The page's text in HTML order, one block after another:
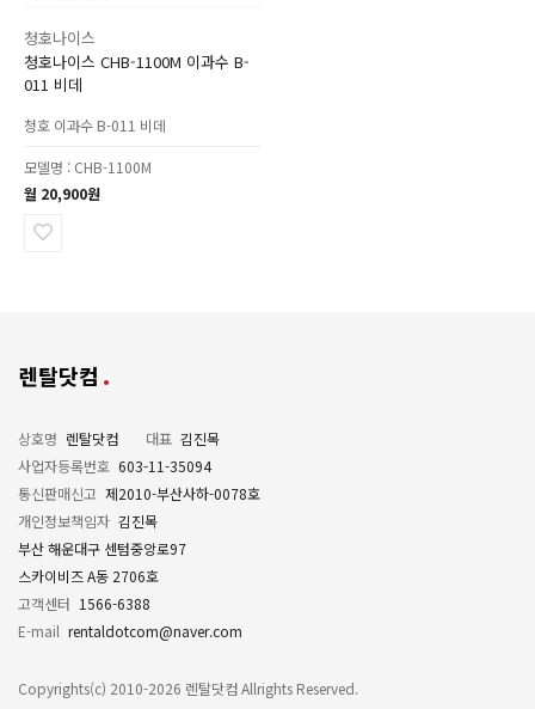
청호나이스
청호나이스 CHB-1100M 이과수 B-
011 비데
청호 이과수 B-011 비데
모델명 : CHB-1100M
월 20,900원
렌탈닷컴
상호명 렌탈닷컴 대표 김진목
사업자등록번호 603-11-35094
통신판매신고 제2010-부산사하-0078호
개인정보책임자 김진목
부산 해운대구 센텀중앙로97
스카이비즈 A동 2706호
고객센터 1566-6388
E-mail rentaldotcom@naver.com
Copyrights(c) 2010-2026 렌탈닷컴 Allrights Reserved.